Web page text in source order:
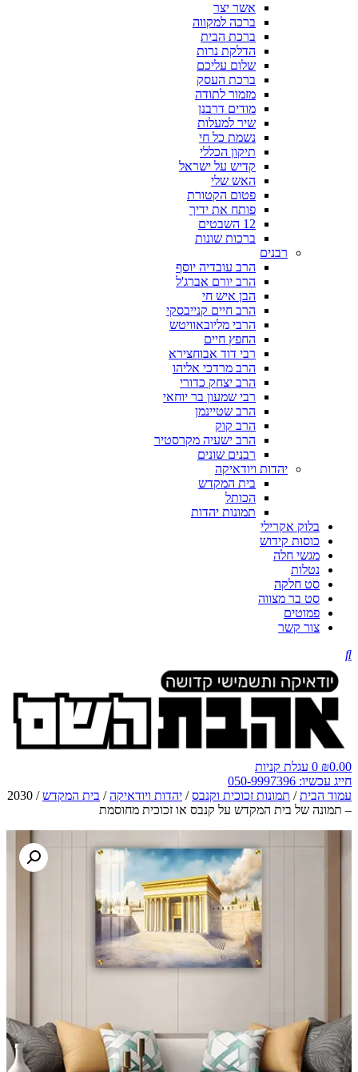
אשר יצר
ברכה למקווה
ברכת הבית
הדלקת נרות
שלום עליכם
ברכת העסק
מזמור לתודה
מודים דרבנן
שיר למעלות
נשמת כל חי
תיקון הכללי
קדיש על ישראל
האש שלי
פטום הקטורת
פותח את ידיך
12 השבטים
ברכות שונות
רבנים
הרב עובדיה יוסף
הרב יורם אברג'ל
הבן איש חי
הרב חיים קנייבסקי
הרבי מליובאוויטש
החפץ חיים
רבי דוד אבוחצירא
הרב מרדכי אליהו
הרב יצחק כדורי
רבי שמעון בר יוחאי
הרב שטיינמן
הרב קוק
הרב ישעיה מקרסטיר
רבנים שונים
יהדות ויודאיקה
בית המקדש
הכותל
תמונות יהדות
בלוק אקרילי
כוסות קידוש
מגשי חלה
נטלות
סט חלקה
סט בר מצווה
פמוטים
צור קשר
₪0.00
0 עגלת קניות
חייג עכשיו: 050-9997396
עמוד הבית/ תמונות זכוכית וקנבס/ יהדות ויודאיקה/ בית המקדש
/ 2030
– תמונה של בית המקדש על קנבס או זכוכית מחוסמת